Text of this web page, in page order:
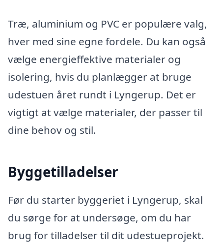
Træ, aluminium og PVC er populære valg,
hver med sine egne fordele. Du kan også
vælge energieffektive materialer og
isolering, hvis du planlægger at bruge
udestuen året rundt i Lyngerup. Det er
vigtigt at vælge materialer, der passer til
dine behov og stil.
Byggetilladelser
Før du starter byggeriet i Lyngerup, skal
du sørge for at undersøge, om du har
brug for tilladelser til dit udestueprojekt.